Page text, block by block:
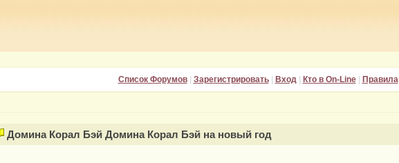
Список Форумов| Зарегистрировать| Вход| Кто в On-Line| Правила
Домина Корал Бэй Домина Корал Бэй на новый год